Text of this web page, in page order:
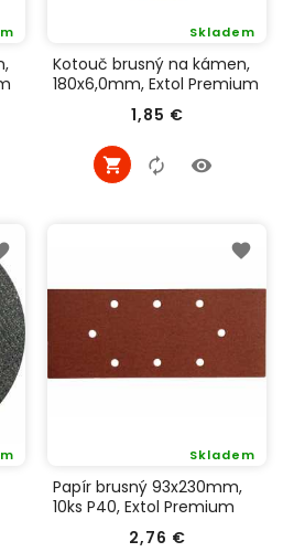
Kotouč brusný na kámen,
180x6,0mm, Extol Premium
1,85 €
Skladem
Cena
Papír brusný 93x230mm,
10ks P40, Extol Premium
2,76 €
Skladem
Cena